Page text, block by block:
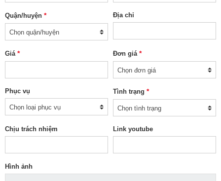
Quận/huyện * Địa chỉ
Giá * Đơn giá *
Phục vụ Tình trạng *
Chịu trách nhiệm Link youtube
Hình ảnh